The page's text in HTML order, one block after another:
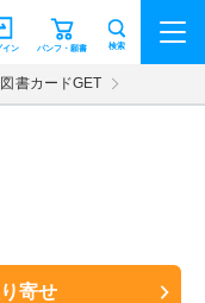
パンフ・願書
イン 検索
書カードGET
寄せ